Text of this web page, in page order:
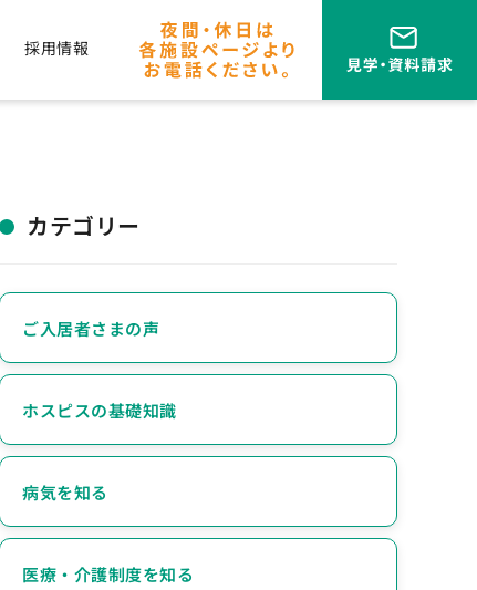
採用情報
カテゴリー
ご入居者さまの声
ホスピスの基礎知識
病気を知る
医療・介護制度を知る